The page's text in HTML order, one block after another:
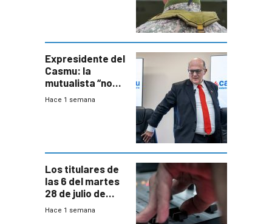
seguridad
Expresidente del
Casmu: la
mutualista “no
está para pagar”
Hace 1 semana
Los titulares de
las 6 del martes
28 de julio de
2026
Hace 1 semana